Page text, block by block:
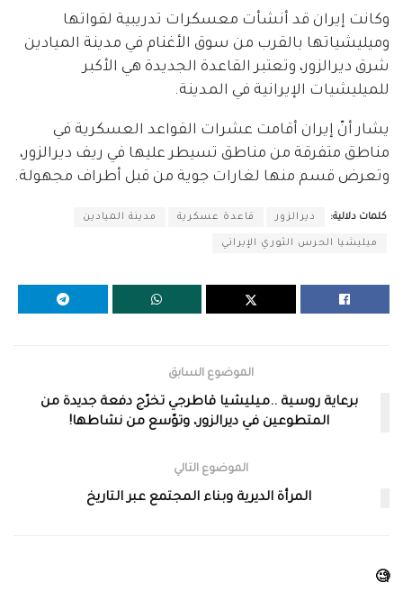
وكانت إيران قد أنشأت معسكرات تدريبية لقواتها
وميليشياتها بالقرب من سوق الأغنام في مدينة الميادين
شرق ديرالزور، وتعتبر القاعدة الجديدة هي الأكبر
للميليشيات الإيرانية في المدينة.
يشار أنّ إيران أقامت عشرات القواعد العسكرية في
مناطق متفرقة من مناطق تسيطر عليها في ريف ديرالزور،
وتعرض قسم منها لغارات جوية من قبل أطراف مجهولة.
كلمات دلالية: ديرالزور قاعدة عسكرية مدينة الميادين
ميليشيا الحرس الثوري الإيراني
الموضوع السابق
برعاية روسية ..ميليشيا قاطرجي تخرّج دفعة جديدة من
المتطوعين في ديرالزور، وتوّسع من نشاطها!
الموضوع التالي
المرأة الديرية وبناء المجتمع عبر التاريخ
🧐